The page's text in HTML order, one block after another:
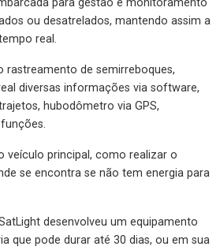
para gestão e monitoramento
ou desatrelados, mantendo assim a
real.
rastreamento de semirreboques,
diversas informações via software,
hubodômetro via GPS,
veículo principal, como realizar o
se encontra se não tem energia para
desenvolveu um equipamento
que pode durar até 30 dias, ou em sua